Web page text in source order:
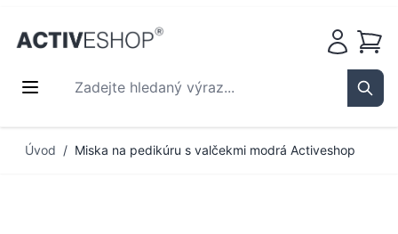
Zadejte hledaný výraz...
Košík
Úvod / Miska na pedikúru s valčekmi modrá Activeshop